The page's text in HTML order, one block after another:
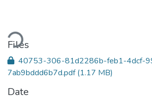
Files
40753-306-81d2286b-feb1-4dcf-
7ab9bddd6b7d.pdf(1.17 MB)
Date